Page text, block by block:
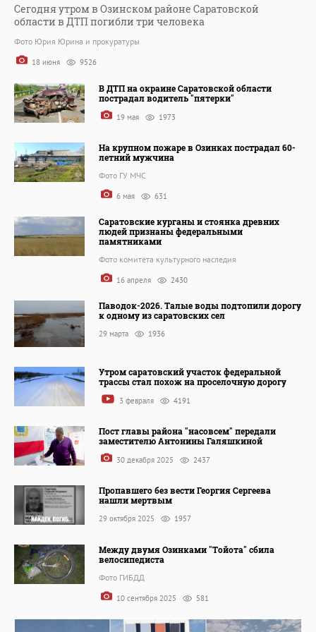
Сегодня утром в Озинском районе Саратовской
области в ДТП погибли три человека
Фото Юрия Юрина и прокуратуры
18 июня 9526
В ДТП на окраине Саратовской области
пострадал водитель "пятерки"
19 мая 1973
На крупном пожаре в Озинках пострадал 60-
летний мужчина
Фото ГУ МЧС
6 мая 631
Саратовские курганы и стоянка древних
людей признаны федеральными
памятниками
Фото комитета культурного наследия
16 апреля 2430
Паводок-2026. Талые воды подтопили дорогу
к одному из саратовских сел
29 марта 1936
Утром саратовский участок федеральной
трассы стал похож на проселочную дорогу
3 февраля 4191
Пост главы района "насовсем" передали
заместителю Антонины Галяшкиной
30 декабря 2025 2437
Пропавшего без вести Георгия Сергеева
нашли мертвым
29 октября 2025 1957
Между двумя Озинками "Тойота" сбила
велосипедиста
Фото ГИБДД
10 сентября 2025 581